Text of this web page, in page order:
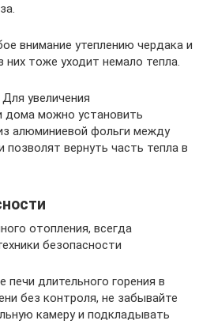
внимание утеплению чердака и
них тоже уходит немало тепла.
Для увеличения
дома можно установить
алюминиевой фольги между
позволят вернуть часть тепла в
отопления, всегда
безопасности
печи длительного горения в
без контроля, не забывайте
камеру и подкладывать